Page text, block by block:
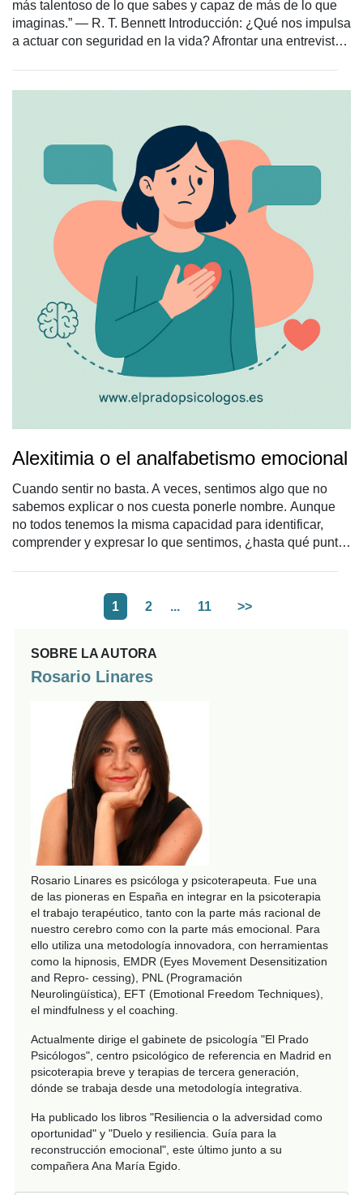
más talentoso de lo que sabes y capaz de más de lo que
imaginas.” — R. T. Bennett Introducción: ¿Qué nos impulsa
a actuar con seguridad en la vida? Afrontar una entrevista
realmente deseamos… La vida está repleta de momentos
autoconfianza marca la diferencia. ¿Qué hace que una
persona afronte con mayor tranquilidad, seguridad y
probabilidad de éxito estas situaciones? ¿Cómo superar
los bloqueos mentales fruto de la inseguridad? En este
artículo profundizamos en la autoconfianza: qué es, cómo
se forma, qué la debilita, cómo fortalecerla y cómo puede
ayudarte la terapia psicológica a desarrollarla desde
Alexitimia o el analfabetismo emocional
Cuando sentir no basta. A veces, sentimos algo que no
sabemos explicar o nos cuesta ponerle nombre. Aunque
no todos tenemos la misma capacidad para identificar,
comprender y expresar lo que sentimos, ¿hasta qué punto
convertirse en un problema que afecta a nuestra vida y
relaciones? Este fenómeno tiene un nombre: alexitimia. Un
raíz de muchas dificultades emocionales, relacionales y
1 2 ... 11 >>
SOBRE LA AUTORA
Rosario Linares
Rosario Linares es psicóloga y psicoterapeuta. Fue una
de las pioneras en España en integrar en la psicoterapia
el trabajo terapéutico, tanto con la parte más racional de
nuestro cerebro como con la parte más emocional. Para
ello utiliza una metodología innovadora, con herramientas
como la hipnosis, EMDR (Eyes Movement Desensitization
and Repro- cessing), PNL (Programación
Neurolingüística), EFT (Emotional Freedom Techniques),
el mindfulness y el coaching.
Actualmente dirige el gabinete de psicología "El Prado
Psicólogos", centro psicológico de referencia en Madrid en
psicoterapia breve y terapias de tercera generación,
dónde se trabaja desde una metodología integrativa.
Ha publicado los libros "Resiliencia o la adversidad como
oportunidad" y "Duelo y resiliencia. Guía para la
reconstrucción emocional", este último junto a su
compañera Ana María Egido.